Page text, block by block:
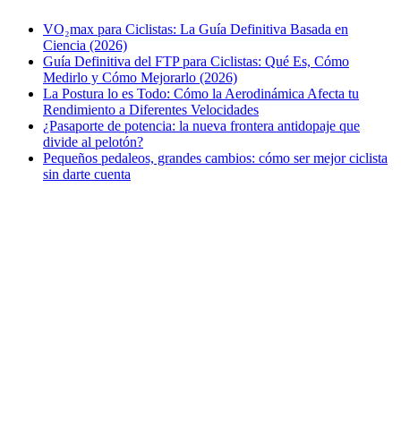
VO₂max para Ciclistas: La Guía Definitiva Basada en
Ciencia (2026)
Guía Definitiva del FTP para Ciclistas: Qué Es, Cómo
Medirlo y Cómo Mejorarlo (2026)
La Postura lo es Todo: Cómo la Aerodinámica Afecta tu
Rendimiento a Diferentes Velocidades
¿Pasaporte de potencia: la nueva frontera antidopaje que
divide al pelotón?
Pequeños pedaleos, grandes cambios: cómo ser mejor ciclista
sin darte cuenta